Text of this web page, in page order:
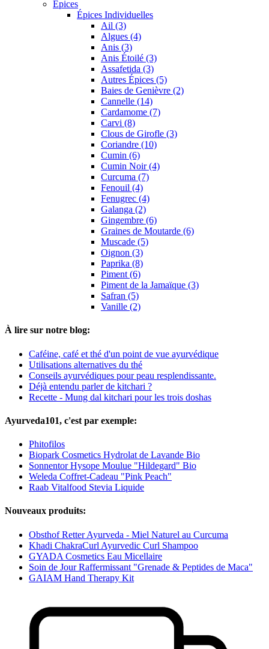
Épices
Épices Individuelles
Ail (3)
Algues (4)
Anis (3)
Anis Étoilé (3)
Assafetida (3)
Autres Épices (5)
Baies de Genièvre (2)
Cannelle (14)
Cardamome (7)
Carvi (8)
Clous de Girofle (3)
Coriandre (10)
Cumin (6)
Cumin Noir (4)
Curcuma (7)
Fenouil (4)
Fenugrec (4)
Galanga (2)
Gingembre (6)
Graines de Moutarde (6)
Muscade (5)
Oignon (3)
Paprika (8)
Piment (6)
Piment de la Jamaïque (3)
Safran (5)
Vanille (2)
À lire sur notre blog:
Caféine, café et thé d'un point de vue ayurvédique
Utilisations alternatives du thé
Conseils ayurvédiques pour peau resplendissante.
Déjà entendu parler de kitchari ?
Recette - Mung dal kitchari pour les trois doshas
Ayurveda101, c'est par exemple:
Phitofilos
Biopark Cosmetics Hydrolat de Lavande Bio
Sonnentor Hysope Moulue "Hildegard" Bio
Weleda Coffret-Cadeau "Pink Peach"
Raab Vitalfood Stevia Liquide
Nouveaux produits:
Obsthof Retter Ayurveda - Miel Naturel au Curcuma
Khadi ChakraCurl Ayurvedic Curl Shampoo
GYADA Cosmetics Eau Micellaire
Soin de Jour Raffermissant "Grenade & Peptides de Maca"
GAIAM Hand Therapy Kit